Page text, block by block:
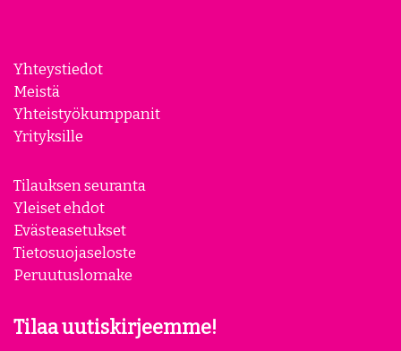
Yhteystiedot
Yhteistyökumppanit
Yrityksille
Tilauksen seuranta
Yleiset ehdot
Tietosuojaseloste